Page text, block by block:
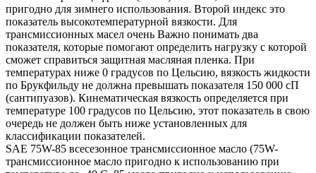
пригодно для зимнего использования. Второй индекс это
показатель высокотемпературной вязкости. Для
трансмиссионных масел очень Важно понимать два
показателя, которые помогают определить нагрузку с которой
сможет справиться защитная масляная пленка. При
температурах ниже 0 градусов по Цельсию, вязкость жидкости
по Брукфильду не должна превышать показателя 150 000 сП
(сантипуазов). Кинематическая вязкость определяется при
температуре 100 градусов по Цельсию, этот показатель в свою
очередь не должен быть ниже установленных для
классификации показателей.
SAE 75W-85 всесезонное трансмиссионное масло (75W-
трансмиссионное масло пригодно к использованию при